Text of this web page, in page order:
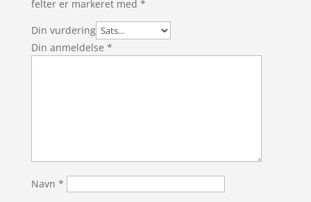
felter er markeret med *
Din vurdering
Din anmeldelse *
Navn *